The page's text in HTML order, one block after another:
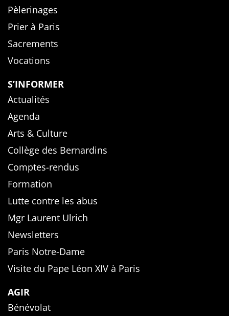
Pèlerinages
Prier à Paris
Sacrements
Vocations
S’INFORMER
Actualités
Agenda
Arts & Culture
Collège des Bernardins
Comptes-rendus
Formation
Lutte contre les abus
Mgr Laurent Ulrich
Newsletters
Paris Notre-Dame
Visite du Pape Léon XIV à Paris
AGIR
Bénévolat